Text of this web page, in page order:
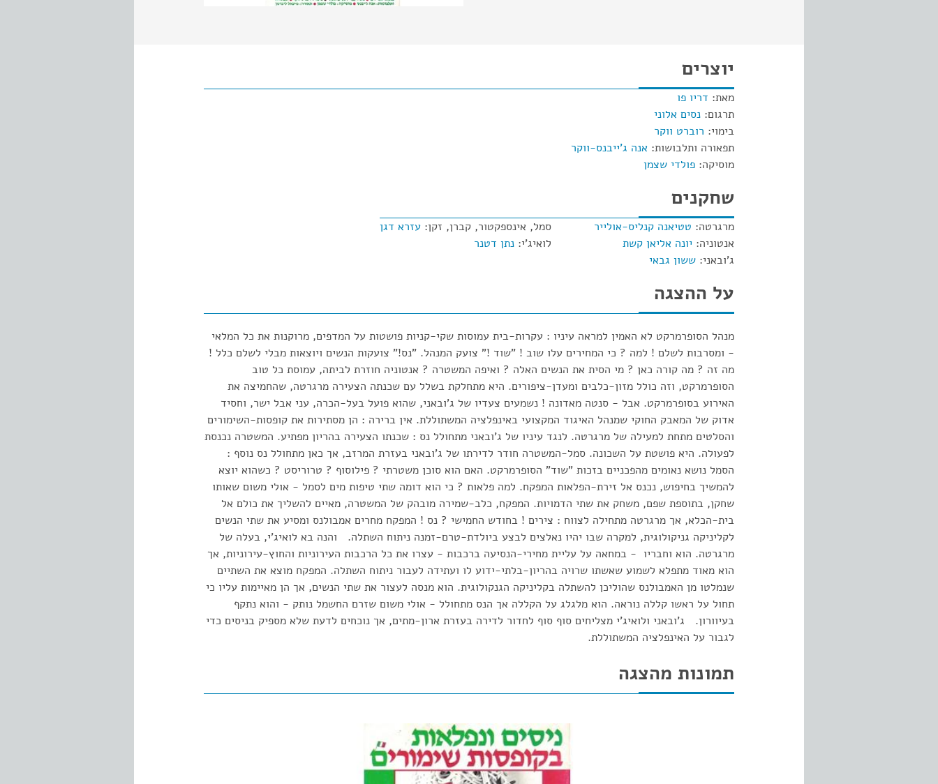
יוצרים
מאת: דריו פו
תרגום: נסים אלוני
בימוי: רוברט ווקר
תפאורה ותלבושות: אנה ג'ייבנס-ווקר
מוסיקה: פולדי שצמן
שחקנים
מרגרטה: טטיאנה קנליס-אולייר
אנטוניה: יונה אליאן קשת
ג'ובאני: ששון גבאי
סמל, אינספקטור, קברן, זקן: עזרא דגן
לואיג'י: נתן דטנר
על ההצגה
מנהל הסופרמרקט לא האמין למראה עיניו : עקרות-בית עמוסות שקי-קניות פושטות על המדפים, מרוקנות את כל המלאי
- ומסרבות לשלם ! למה ? כי המחירים עלו שוב ! "שוד !" צועק המנהל. "נס!" צועקות הנשים ויוצאות מבלי לשלם כלל !
מה זה ? מה קורה כאן ? מי הסית את הנשים האלה ? ואיפה המשטרה ? אנטוניה חוזרת לביתה, עמוסת כל טוב
הסופרמרקט, וזה כולל מזון-כלבים ומעדן-ציפורים. היא מתחלקת בשלל עם שכנתה הצעירה מרגרטה, שהחמיצה את
האירוע בסופרמרקט. אבל - סנטה מאדונה ! נשמעים צעדיו של ג'ובאני, שהוא פועל בעל-הכרה, עני אבל ישר, וחסיד
אדוק של המאבק החוקי שמנהל האיגוד המקצועי באינפלציה המשתוללת. אין ברירה : הן מסתירות את קופסות-השימורים
והסלטים מתחת למעילה של מרגרטה. לנגד עיניו של ג'ובאני מתחולל נס : שכנתו הצעירה בהריון מפתיע. המשטרה נכנסת
לפעולה. היא פושטת על השכונה. סמל-המשטרה חודר לדירתו של ג'ובאני בעזרת המרזב, אך כאן מתחולל נס נוסף :
הסמל נושא נאומים מהפכניים בזכות "שוד" הסופרמרקט. האם הוא סוכן משטרתי ? פילוסוף ? טרוריסט ? כשהוא יוצא
להמשיך בחיפוש, נכנס אל זירת-הפלאות המפקח. למה פלאות ? כי הוא דומה שתי טיפות מים לסמל - אולי משום שאותו
שחקן, בתוספת שפם, משחק את שתי הדמויות. המפקח, כלב-שמירה מובהק של המשטרה, מאיים להשליך את כולם אל
בית-הכלא, אך מרגרטה מתחילה לצווח : צירים ! בחודש החמישי ? נס ! המפקח מחרים אמבולנס ומסיע את שתי הנשים
לקליניקה גניקולוגית, למקרה שבו יהיו נאלצים לבצע ביולדת-טרם-זמנה ניתוח השתלה. והנה בא לואיג'י, בעלה של
מרגרטה. הוא וחבריו - במחאה על עליית מחירי-הנסיעה ברכבות - עצרו את כל הרכבות העירוניות והחוץ-עירוניות, אך
הוא מאוד מתפלא לשמוע שאשתו שרויה בהריון-בלתי-ידוע לו ועתידה לעבור ניתוח השתלה. המפקח מוצא את השתיים
שנמלטו מן האמבולנס שהוליכן להשתלה בקליניקה הגנקולוגית. הוא מנסה לעצור את שתי הנשים, אך הן מאיימות עליו כי
תחול על ראשו קללה נוראה. הוא מלגלג על הקללה אך הנס מתחולל - אולי משום שזרם החשמל נותק - והוא נתקף
בעיוורון. ג'ובאני ולואיג'י מצליחים סוף סוף לחדור לדירה בעזרת ארון-מתים, אך נוכחים לדעת שלא מספיק בניסים כדי
לגבור על האינפלציה המשתוללת.
תמונות מהצגה